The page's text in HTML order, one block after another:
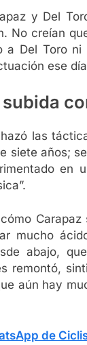
y Del
No creían
a Del Toro
ese
las
siete años;
en
mucho
abajo,
remontó,
aún hay
de